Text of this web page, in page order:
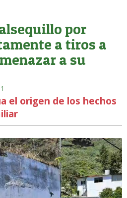
por
a tiros a
a su
1
el origen de los hechos